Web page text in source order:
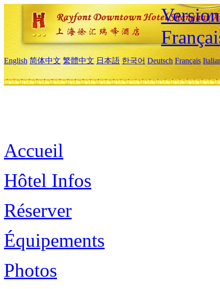
English 简体中文 繁體中文 日本語 한국어 Deutsch Français
Accueil
Hôtel Infos
Réserver
Équipements
Photos